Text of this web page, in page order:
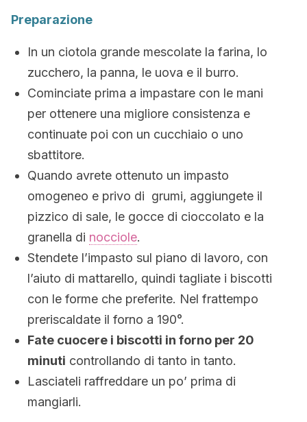
Preparazione
In un ciotola grande mescolate la farina, lo
zucchero, la panna, le uova e il burro.
Cominciate prima a impastare con le mani
per ottenere una migliore consistenza e
continuate poi con un cucchiaio o uno
sbattitore.
Quando avrete ottenuto un impasto
omogeneo e privo di grumi, aggiungete il
pizzico di sale, le gocce di cioccolato e la
granella di nocciole.
Stendete l’impasto sul piano di lavoro, con
l’aiuto di mattarello, quindi tagliate i biscotti
con le forme che preferite. Nel frattempo
preriscaldate il forno a 190°.
Fate cuocere i biscotti in forno per 20
minuti controllando di tanto in tanto.
Lasciateli raffreddare un po’ prima di
mangiarli.